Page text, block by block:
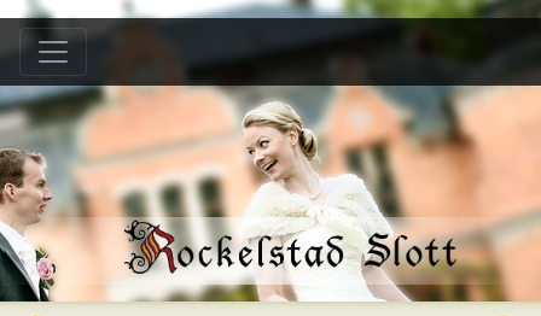
Hem
B &B
Bröllop
Konferens
Festlokal